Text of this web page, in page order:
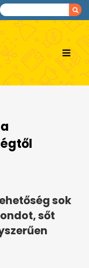
sok
sőt